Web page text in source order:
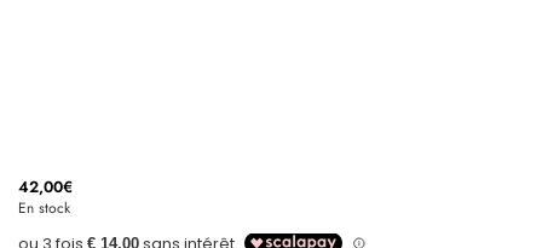
42,00€
En stock